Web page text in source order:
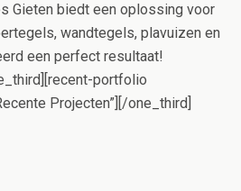
Gieten biedt een oplossing voor
wandtegels, plavuizen en
een perfect resultaat!
portfolio
Projecten”][/one_third]